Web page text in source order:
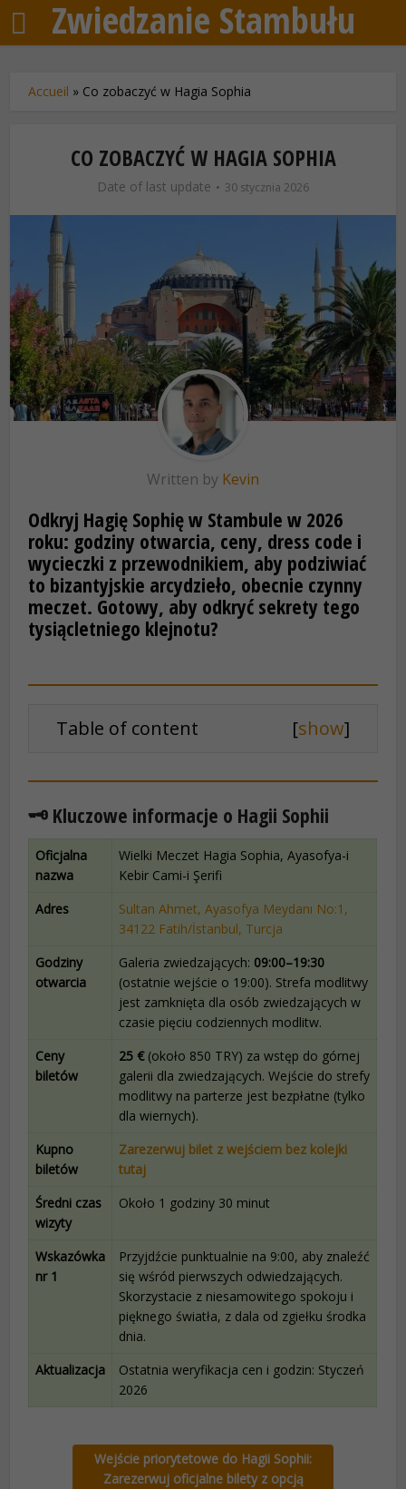
Zwiedzanie Stambułu
Accueil » Co zobaczyć w Hagia Sophia
CO ZOBACZYĆ W HAGIA SOPHIA
Date of last update 30 stycznia 2026
Written by Kevin
Odkryj Hagię Sophię w Stambule w 2026
roku: godziny otwarcia, ceny, dress code i
wycieczki z przewodnikiem, aby podziwiać
to bizantyjskie arcydzieło, obecnie czynny
meczet. Gotowy, aby odkryć sekrety tego
tysiącletniego klejnotu?
Table of content [show]
🗝️ Kluczowe informacje o Hagii Sophii
Oficjalna
nazwa
Wielki Meczet Hagia Sophia, Ayasofya-i
Kebir Cami-i Şerifi
Adres
Sultan Ahmet, Ayasofya Meydanı No:1,
34122 Fatih/İstanbul, Turcja
Godziny
otwarcia
Galeria zwiedzających: 09:00–19:30
(ostatnie wejście o 19:00). Strefa modlitwy
jest zamknięta dla osób zwiedzających w
czasie pięciu codziennych modlitw.
Ceny
biletów
25 €(około 850 TRY) za wstęp do górnej
galerii dla zwiedzających. Wejście do strefy
modlitwy na parterze jest bezpłatne (tylko
dla wiernych).
Kupno
biletów
Zarezerwuj bilet z wejściem bez kolejki
tutaj
Średni czas
wizyty
Około 1 godziny 30 minut
Wskazówka
nr 1
Przyjdźcie punktualnie na 9:00, aby znaleźć
się wśród pierwszych odwiedzających.
Skorzystacie z niesamowitego spokoju i
pięknego światła, z dala od zgiełku środka
dnia.
Aktualizacja
Ostatnia weryfikacja cen i godzin: Styczeń
2026
Wejście priorytetowe do Hagii Sophii:
Zarezerwuj oficjalne bilety z opcją